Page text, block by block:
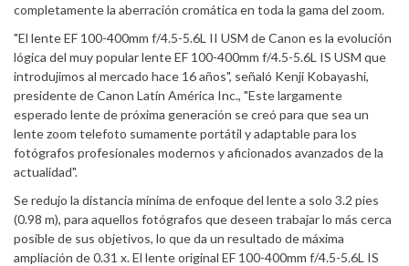
completamente la aberración cromática en toda la gama del zoom.
"El lente EF 100-400mm f/4.5-5.6L II USM de Canon es la evolución
lógica del muy popular lente EF 100-400mm f/4.5-5.6L IS USM que
introdujimos al mercado hace 16 años", señaló Kenji Kobayashi,
presidente de Canon Latín América Inc., "Este largamente
esperado lente de próxima generación se creó para que sea un
lente zoom telefoto sumamente portátil y adaptable para los
fotógrafos profesionales modernos y aficionados avanzados de la
actualidad".
Se redujo la distancia mínima de enfoque del lente a solo 3.2 pies
(0.98 m), para aquellos fotógrafos que deseen trabajar lo más cerca
posible de sus objetivos, lo que da un resultado de máxima
ampliación de 0.31 x. El lente original EF 100-400mm f/4.5-5.6L IS